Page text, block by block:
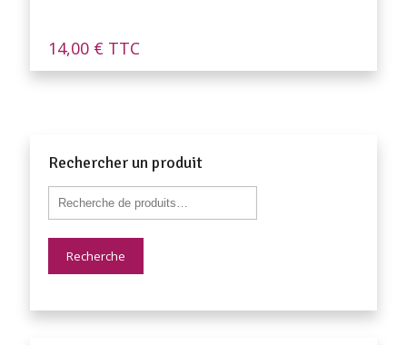
14,00 € TTC
Rechercher un produit
Recherche